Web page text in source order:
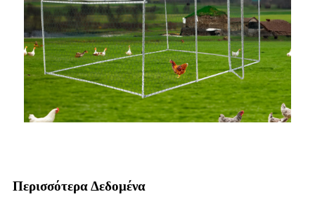
Περισσότερα Δεδομένα